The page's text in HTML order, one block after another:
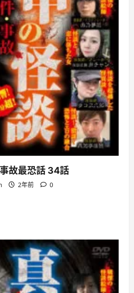
事故最恐話 34話
2年前 0